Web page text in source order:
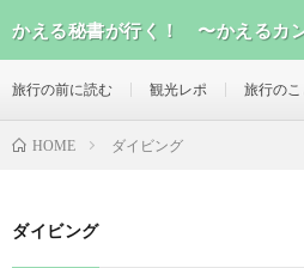
かえる秘書が行く！ 〜かえるカ
旅行の前に読む 観光レポ 旅行のこ
HOME ダイビング
ダイビング